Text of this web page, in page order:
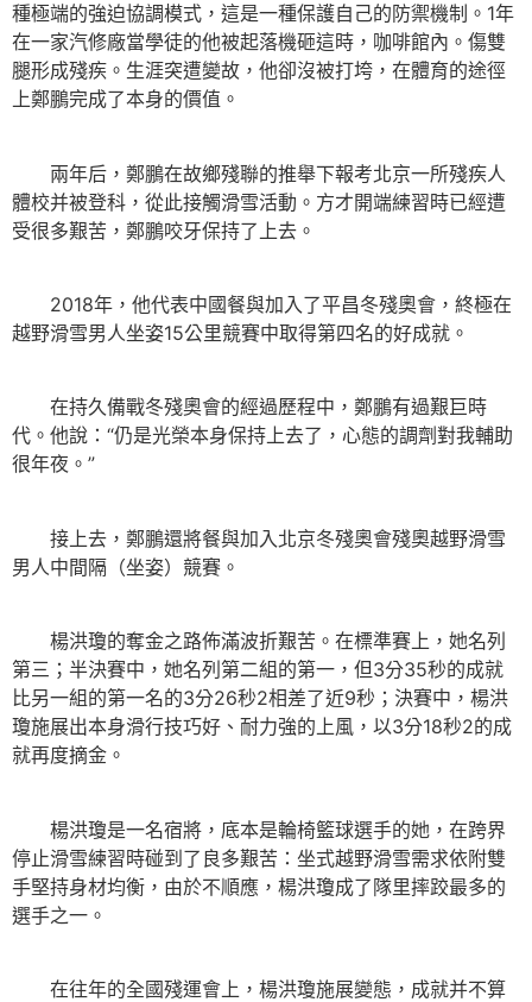
種極端的強迫協調模式，這是一種保護自己的防禦機制。1年
在一家汽修廠當學徒的他被起落機砸這時，咖啡館內。傷雙
腿形成殘疾。生涯突遭變故，他卻沒被打垮，在體育的途徑
上鄭鵬完成了本身的價值。
兩年后，鄭鵬在故鄉殘聯的推舉下報考北京一所殘疾人
體校并被登科，從此接觸滑雪活動。方才開端練習時已經遭
受很多艱苦，鄭鵬咬牙保持了上去。
2018年，他代表中國餐與加入了平昌冬殘奧會，終極在
越野滑雪男人坐姿15公里競賽中取得第四名的好成就。
在持久備戰冬殘奧會的經過歷程中，鄭鵬有過艱巨時
代。他說：“仍是光榮本身保持上去了，心態的調劑對我輔助
很年夜。”
接上去，鄭鵬還將餐與加入北京冬殘奧會殘奧越野滑雪
男人中間隔（坐姿）競賽。
楊洪瓊的奪金之路佈滿波折艱苦。在標準賽上，她名列
第三；半決賽中，她名列第二組的第一，但3分35秒的成就
比另一組的第一名的3分26秒2相差了近9秒；決賽中，楊洪
瓊施展出本身滑行技巧好、耐力強的上風，以3分18秒2的成
就再度摘金。
楊洪瓊是一名宿將，底本是輪椅籃球選手的她，在跨界
停止滑雪練習時碰到了良多艱苦：坐式越野滑雪需求依附雙
手堅持身材均衡，由於不順應，楊洪瓊成了隊里摔跤最多的
選手之一。
在往年的全國殘運會上，楊洪瓊施展變態，成就并不算